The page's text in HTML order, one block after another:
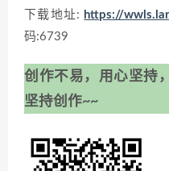
下载地址: https://
码:6739
创作不易，用心坚持
坚持创作~~